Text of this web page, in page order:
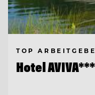
TOP
Hotel